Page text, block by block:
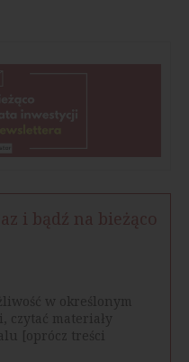
i bądź na bieżąco
w określonym
czytać materiały
[oprócz treści